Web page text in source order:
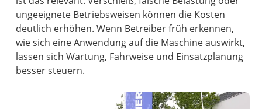
ungeeignete Betriebsweisen können die Kosten
deutlich erhöhen. Wenn Betreiber früh erkennen,
wie sich eine Anwendung auf die Maschine auswirkt,
lassen sich Wartung, Fahrweise und Einsatzplanung
besser steuern.